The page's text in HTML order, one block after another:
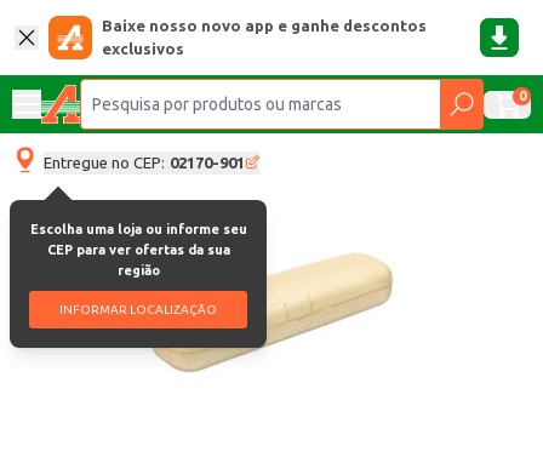
Baixe nosso novo app e ganhe descontos
exclusivos
0
Entregue no CEP: 02170-901
Escolha uma loja ou informe seu
CEP para ver ofertas da sua
região
INFORMAR LOCALIZAÇÃO